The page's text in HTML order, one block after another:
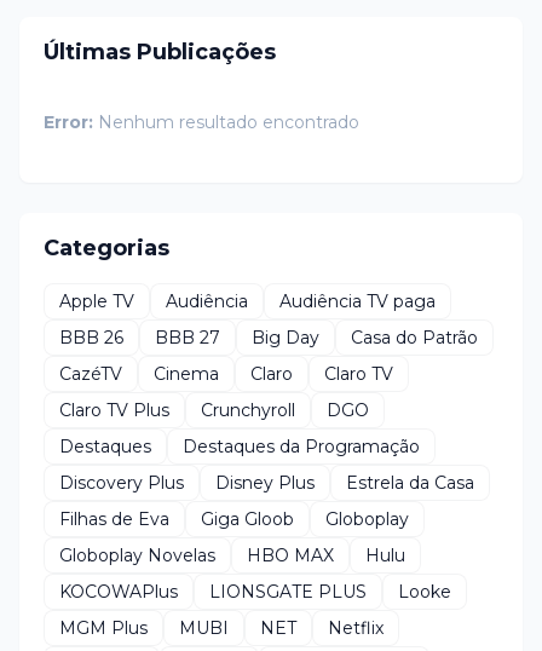
Últimas Publicações
Error: Nenhum resultado encontrado
Categorias
Apple TV Audiência
Audiência TV paga
BBB 26
BBB 27 Big Day
Casa do Patrão
CazéTV
Cinema Claro
Claro TV
Claro TV Plus
Crunchyroll
DGO
Destaques
Destaques da Programação
Discovery Plus
Disney Plus
Estrela da Casa
Filhas de Eva
Giga Gloob
Globoplay
Globoplay Novelas
HBO MAX
Hulu
KOCOWAPlus
LIONSGATE PLUS
Looke
MGM Plus
MUBI NET
Netflix